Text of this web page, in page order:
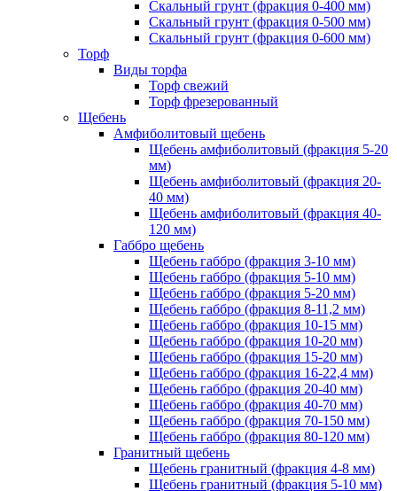
Скальный грунт (фракция 0-400 мм)
Скальный грунт (фракция 0-500 мм)
Скальный грунт (фракция 0-600 мм)
Торф
Виды торфа
Торф свежий
Торф фрезерованный
Щебень
Амфиболитовый щебень
Щебень амфиболитовый (фракция 5-20
мм)
Щебень амфиболитовый (фракция 20-
40 мм)
Щебень амфиболитовый (фракция 40-
120 мм)
Габбро щебень
Щебень габбро (фракция 3-10 мм)
Щебень габбро (фракция 5-10 мм)
Щебень габбро (фракция 5-20 мм)
Щебень габбро (фракция 8-11,2 мм)
Щебень габбро (фракция 10-15 мм)
Щебень габбро (фракция 10-20 мм)
Щебень габбро (фракция 15-20 мм)
Щебень габбро (фракция 16-22,4 мм)
Щебень габбро (фракция 20-40 мм)
Щебень габбро (фракция 40-70 мм)
Щебень габбро (фракция 70-150 мм)
Щебень габбро (фракция 80-120 мм)
Гранитный щебень
Щебень гранитный (фракция 4-8 мм)
Щебень гранитный (фракция 5-10 мм)